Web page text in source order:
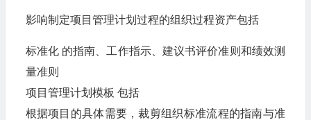
影响制定项目管理计划过程的组织过程资产包括
标准化 的指南、工作指示、建议书评价准则和绩效测
量准则
项目管理计划模板 包括
根据项目的具体需要，裁剪组织标准流程的指南与准